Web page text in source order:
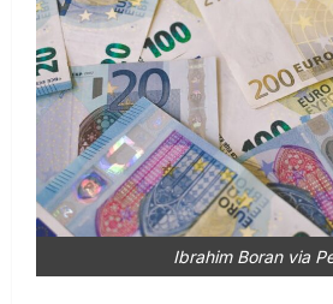
Ibrahim Boran via